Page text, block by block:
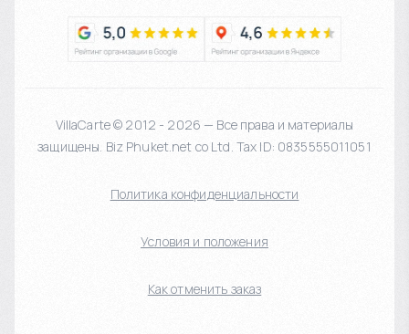
VillaCarte © 2012 - 2026 — Все права и материалы
защищены. Biz Phuket.net co Ltd. Tax ID: 0835555011051
Политика конфиденциальности
Условия и положения
Как отменить заказ